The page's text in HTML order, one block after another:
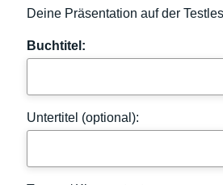
Deine Präsentation auf der
Buchtitel:
Untertitel (optional):